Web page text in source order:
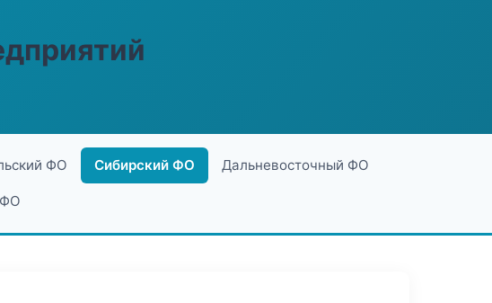
ФО Сибирский ФО Дальневосточный ФО
ФО